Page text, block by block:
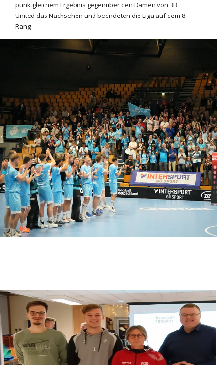
punktgleichem Ergebnis gegenüber den Damen von BB
United das Nachsehen und beendeten die Liga auf dem 8.
Rang.